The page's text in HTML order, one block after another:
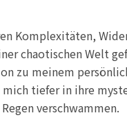
Komplexitäten,
chaotischen Welt
zu meinem
tiefer in ihre
verschwammen.